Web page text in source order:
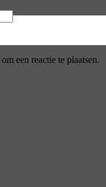
om een reactie te plaatsen.